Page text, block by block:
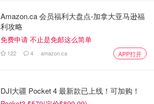
Amazon.ca 会员福利大盘点-加拿大亚马逊福
利攻略
免费申请 不止是免邮这么简单
122 4 amazon.ca APP打开
DJI大疆 Pocket 4 最新款已上线！可加购！